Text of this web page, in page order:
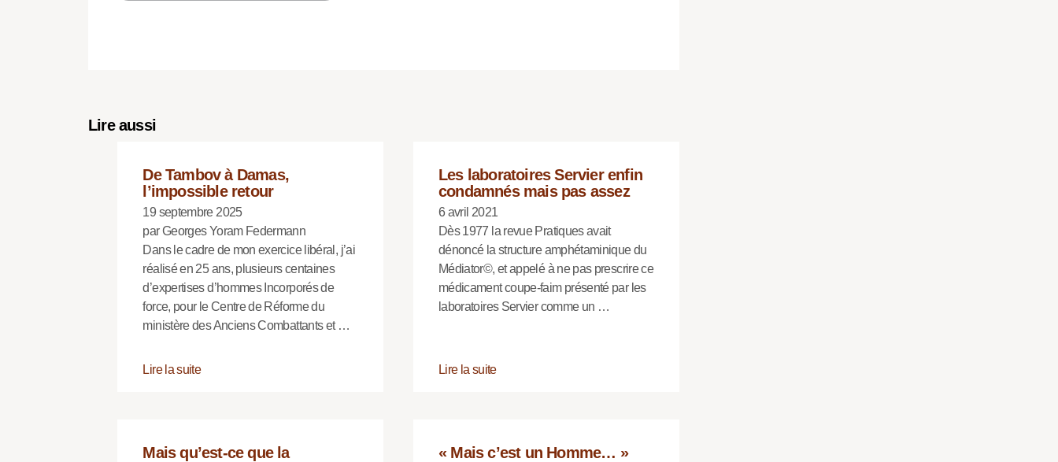
Lire aussi
De Tambov à Damas,
l’impossible retour
19 septembre 2025
par Georges Yoram Federmann
Dans le cadre de mon exercice libéral, j’ai
réalisé en 25 ans, plusieurs centaines
d’expertises d’hommes Incorporés de
force, pour le Centre de Réforme du
ministère des Anciens Combattants et …
Lire la suite
Les laboratoires Servier enfin
condamnés mais pas assez
6 avril 2021
Dès 1977 la revue Pratiques avait
dénoncé la structure amphétaminique du
Médiator©, et appelé à ne pas prescrire ce
médicament coupe-faim présenté par les
laboratoires Servier comme un …
Lire la suite
Mais qu’est-ce que la
« Mais c’est un Homme… »